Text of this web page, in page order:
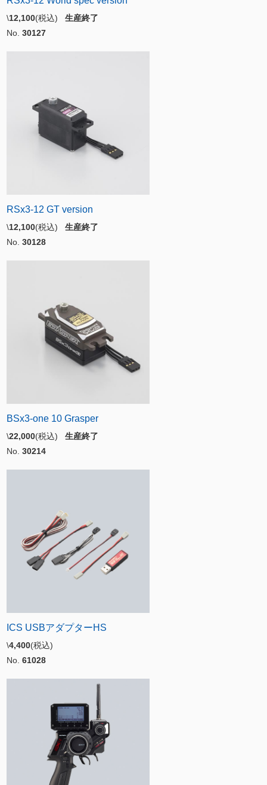
\12,100(税込) 生産終了
No. 30127
RSx3-12 GT version
\12,100(税込) 生産終了
No. 30128
BSx3-one 10 Grasper
\22,000(税込) 生産終了
No. 30214
ICS USBアダプターHS
\4,400(税込)
No. 61028